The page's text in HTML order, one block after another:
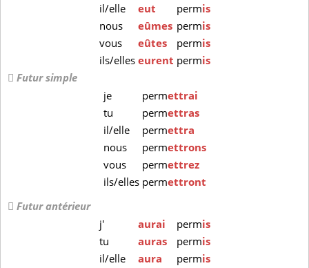
il/elle
eut permis
nous
eûmes permis
vous
eûtes permis
ils/elles eurent permis
Futur simple
je
permettrai
tu
permettras
il/elle
permettra
nous
permettrons
vous
permettrez
ils/elles permettront
Futur antérieur
j'
aurai permis
tu
auras permis
il/elle
aura permis